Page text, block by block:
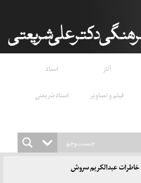
آثار
اسناد
فیلم و تصاویر
استاد شریعتی
خاطرات عبدالکریم سروش